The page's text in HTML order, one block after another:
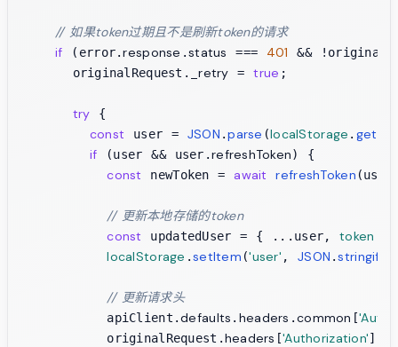
// 如果token过期且不是刷新token的请求
if (error.response .status === 401
&&
      originalRequest.
_retry = true ;
try {
const user = JSON .parse (localStorage .
if (user && user.refreshToken) {
const newToken = await refreshToken
// 更新本地存储的token
const
updatedUser = { ...user, token
localStorage .setItem ('user' , JSON .stringify
// 更新请求头
          apiClient.
defaults . headers .common [
          originalRequest.
headers ['Authorization']